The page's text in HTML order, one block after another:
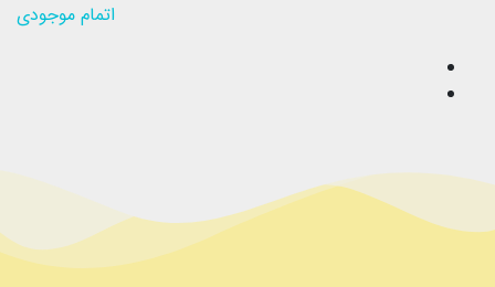
اتمام موجودی